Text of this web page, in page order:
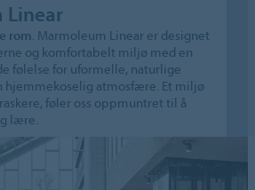
Linear
rom . Marmoleum Linear er designet
og komfortabelt miljø med en
følelse for uformelle, naturlige
hjemmekoselig atmosfære. Et miljø
føler oss oppmuntret til å
lære.